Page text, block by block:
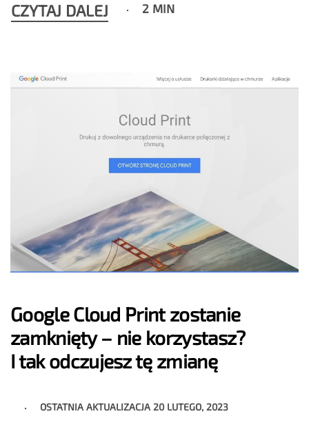
CZYTAJ DALEJ 2 MIN
Google Cloud Print zostanie
zamknięty – nie korzystasz?
I tak odczujesz tę zmianę
OSTATNIA AKTUALIZACJA 20 LUTEGO, 2023